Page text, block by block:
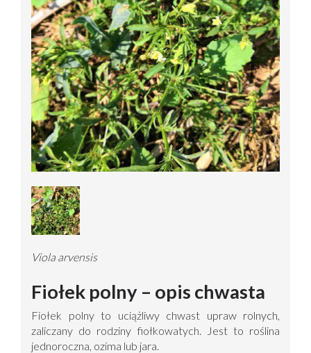
Viola arvensis
Fiołek polny – opis chwasta
Fiołek polny to uciążliwy chwast upraw rolnych,
zaliczany do rodziny fiołkowatych. Jest to roślina
jednoroczna, ozima lub jara.